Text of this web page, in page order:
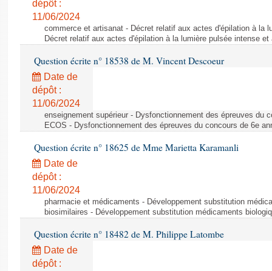
dépôt :
11/06/2024
commerce et artisanat - Décret relatif aux actes d'épilation à la
Décret relatif aux actes d'épilation à la lumière pulsée intense et
Question écrite n° 18538 de M. Vincent Descoeur
Date de
dépôt :
11/06/2024
enseignement supérieur - Dysfonctionnement des épreuves du
ECOS - Dysfonctionnement des épreuves du concours de 6e
Question écrite n° 18625 de Mme Marietta Karamanli
Date de
dépôt :
11/06/2024
pharmacie et médicaments - Développement substitution
biosimilaires - Développement substitution médicaments
Question écrite n° 18482 de M. Philippe Latombe
Date de
dépôt :